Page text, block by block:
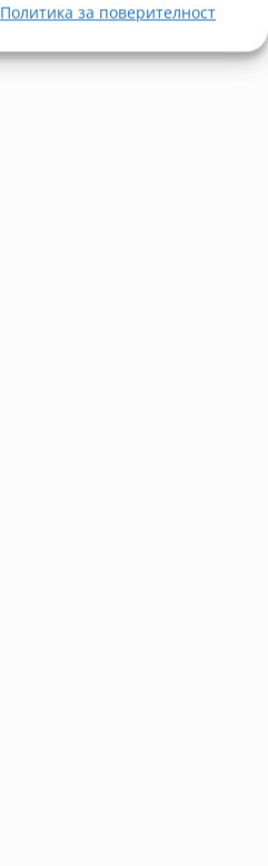
Политика за поверителност